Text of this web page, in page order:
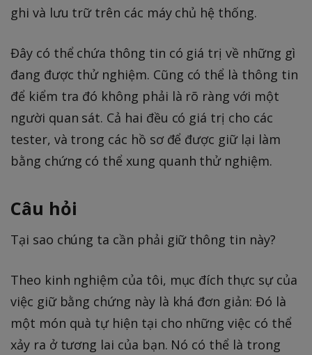
ghi và lưu trữ trên các máy chủ hệ thống.
Đây có thể chứa thông tin có giá trị về những gì
đang được thử nghiệm. Cũng có thể là thông tin
để kiểm tra đó không phải là rõ ràng với một
người quan sát. Cả hai đều có giá trị cho các
tester, và trong các hồ sơ để được giữ lại làm
bằng chứng có thể xung quanh thử nghiệm.
Câu hỏi
Tại sao chúng ta cần phải giữ thông tin này?
Theo kinh nghiệm của tôi, mục đích thực sự của
việc giữ bằng chứng này là khá đơn giản: Đó là
một món quà tự hiện tại cho những việc có thể
xảy ra ở tương lai của bạn. Nó có thể là trong